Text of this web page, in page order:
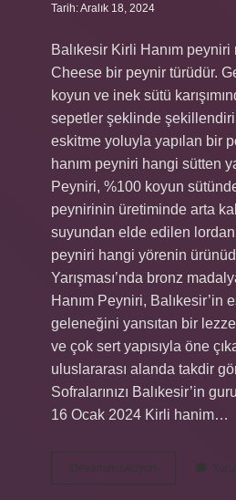
Tarih: Aralık 18, 2024
Balıkesir Kirli Hanım
Cheese bir peynir türüdür.
koyun ve inek sütü
sepetler şeklinde
eskitme yoluyla yapılan bir
hanım peyniri hangi sütten
Peyniri, %100 koyun
peynirinin üretiminde arta
suyundan elde edilen lordan
peyniri hangi yörenin
Yarışması’nda bronz
Hanım Peyniri, Balıkesir’in
geleneğini yansıtan bir
ve çok sert yapısıyla öne
uluslararası alanda takdir
Sofralarınızı Balıkesir’in
16 Ocak 2024 Kirli hanim…
Devamını okuyun
Balıkesirin
Kirli